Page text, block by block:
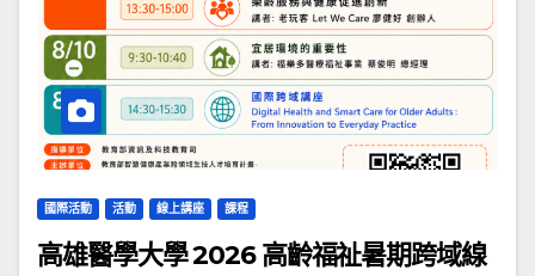
國際活動 活動 線上講座 課程
高雄醫學大學 2026 高齡福祉暑期跨域線